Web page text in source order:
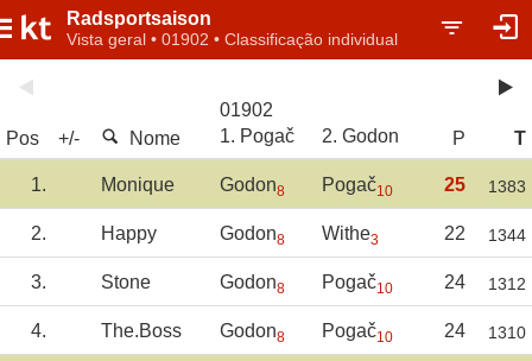
Radsportsaison
Vista geral • 01902 • Classificação individual
Pos +/- Nome
01902
1. Pogač
2. Godon P T
1. Monique Godon8 Pogač10 25 1383
2. Happy Godon8 Withe3 22 1344
3. Stone Godon8 Pogač10 24 1312
4. The.Boss Godon8 Pogač10 24 1310